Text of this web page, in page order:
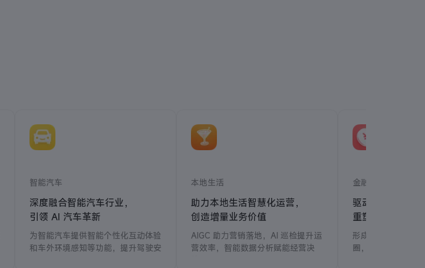
智能汽车
深度融合智能汽车行业，
引领 AI 汽车革新
为智能汽车提供智能个性化互动体验
和车外环境感知等功能，提升驾驶安
本地生活
助力本地生活智慧化运营，
创造增量业务价值
AIGC 助力营销落地，AI 巡检提升运
营效率，智能数据分析赋能经营决
金融财经
驱动金融行业智
重塑金融服务面
形成投研、投顾、
圈，提供更准确、